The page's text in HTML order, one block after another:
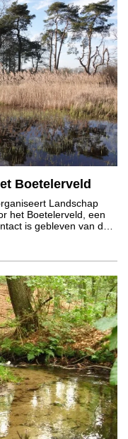
Boetelerveld
Landschap
het Boetelerveld, een
is gebleven van de